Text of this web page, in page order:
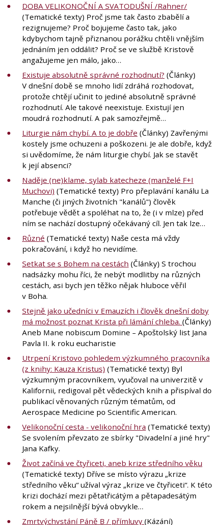
DOBA VELIKONOČNÍ A SVATODUŠNÍ /Rahner/
(Tematické texty) Proč jsme tak často zbabělí a
rezignujeme? Proč bojujeme často tak, jako
kdybychom tajně přiznanou porážku chtěli vnějším
jednáním jen oddálit? Proč se ve službě Kristově
angažujeme jen málo, jako…
Existuje absolutně správné rozhodnutí? (Články)
V dnešní době se mnoho lidí zdráhá rozhodovat,
protože chtějí učinit to jediné absolutně správné
rozhodnutí. Ale takové neexistuje. Existují jen
moudrá rozhodnutí. A pak samozřejmě…
Liturgie nám chybí. A to je dobře (Články) Zavřenými
kostely jsme ochuzeni a poškozeni. Je ale dobře, když
si uvědomíme, že nám liturgie chybí. Jak se stavět
k její absenci?
Naděje (ne)klame, sylab katecheze (manželé F+I
Muchovi) (Tematické texty) Pro přeplavání kanálu La
Manche (či jiných životních "kanálů") člověk
potřebuje vědět a spoléhat na to, že (i v mlze) před
ním se nachází dostupný očekávaný cíl. Jen tak lze…
Různé (Tematické texty) Naše cesta má vždy
pokračování, i když ho nevidíme.
Setkat se s Bohem na cestách (Články) S trochou
nadsázky mohu říci, že nebýt modlitby na různých
cestách, asi bych jen těžko nějak hluboce věřil
v Boha.
Stejně jako učedníci v Emauzích i člověk dnešní doby
má možnost poznat Krista při lámání chleba. (Články)
Aneb Mane nobiscum Domine – Apoštolský list Jana
Pavla II. k roku eucharistie
Utrpení Kristovo pohledem výzkumného pracovníka
(z knihy: Kauza Kristus) (Tematické texty) Byl
výzkumným pracovníkem, vyučoval na univerzitě v
Kalifornii, redigoval pět vědeckých knih a přispíval do
publikací věnovaných různým tématům, od
Aerospace Medicine po Scientific American.
Velikonoční cesta - velikonoční hra (Tematické texty)
Se svolením převzato ze sbírky "Divadelní a jiné hry"
Jana Kafky.
Život začíná ve čtyřiceti, aneb krize středního věku
(Tematické texty) Dříve se místo výrazu „krize
středního věku“ užíval výraz „krize ve čtyřiceti“. K této
krizi dochází mezi pětatřicátým a pětapadesátým
rokem a nejsilnější bývá obvykle…
Zmrtvýchvstání Páně B / přímluvy (Kázání)